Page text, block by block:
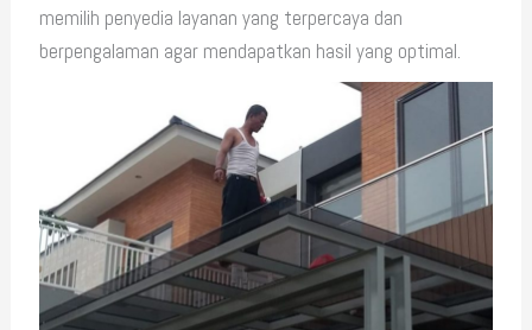
memilih penyedia layanan yang terpercaya dan
berpengalaman agar mendapatkan hasil yang optimal.